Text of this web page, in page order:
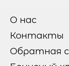
МИКС
ВАШ ВЫБОР
ОТ БРЕНД
О нас
Контакты
Обратная